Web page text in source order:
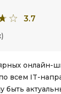
3.7
онлайн-
всем IT-
быть